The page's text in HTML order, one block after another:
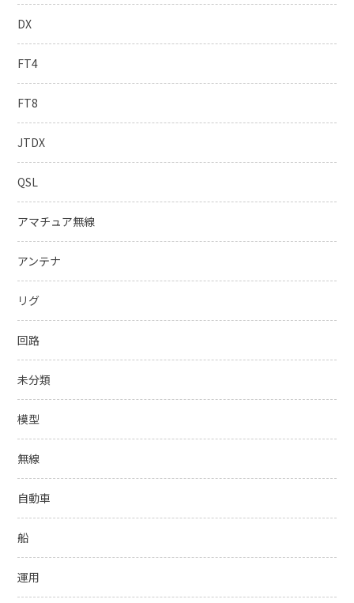
DX
FT4
FT8
JTDX
QSL
アマチュア無線
アンテナ
リグ
回路
未分類
模型
無線
自動車
船
運用